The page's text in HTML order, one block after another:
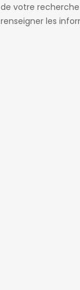
de votre
renseigner les